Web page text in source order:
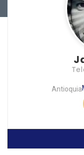
Antioquia